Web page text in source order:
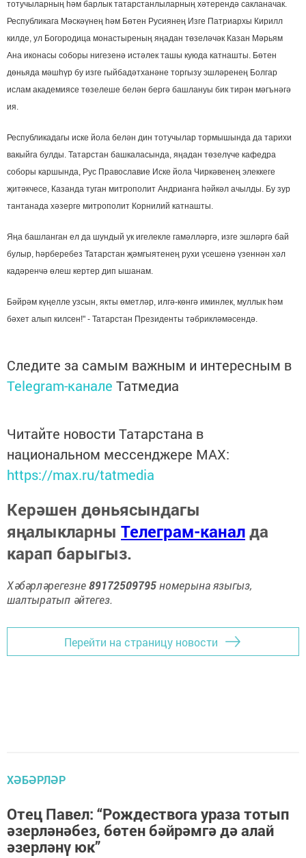
тотучыларның һәм барлык татарстанлыларның хәтерендә сакланачак.
Республикага Мәскәүнең һәм Бөтен Русиянең Изге Патриархы Кирилл
килде, ул Богородица монастыреның яңадан төзеләчәк Казан Мәрьям
Ана иконасы соборы нигезенә истәлек ташы куюда катнашты. Бөтен
дөньяда мәшһүр бу изге гыйбадәтханәне торгызу эшләренең Болгар
ислам академиясе төзелеше белән бергә башлануы бик тирән мәгънәгә
ия.
Республикадагы иске йола белән дин тотучылар тормышында да тарихи
вакыйга булды. Татарстан башкаласында, яңадан төзелүче кафедра
соборы каршында, Рус Православие Иске йола Чиркәвенең элеккеге
җитәкчесе, Казанда туган митрополит Андрианга һәйкәл ачылды. Бу зур
тантанада хәзерге митрополит Корнилий катнашты.
Яңа башланган ел да шундый ук игелекле гамәлләргә, изге эшләргә бай
булыр, һәрберебез Татарстан җәмгыятенең рухи үсешенә үзеннән хәл
кадәренчә өлеш кертер дип ышанам.
Бәйрәм күңелле узсын, якты өметләр, илгә-көнгә иминлек, муллык һәм
бәхет алып килсен!" - Татарстан Президенты тәбрикләмәсендә.
Следите за самым важным и интересным в
Telegram-канале Татмедиа
Читайте новости Татарстана в
национальном мессенджере MАХ:
https://max.ru/tatmedia
Керәшен дөньясындагы
яңалыкларны Телеграм-каналда
карап барыгыз.
Хәбәрләрегезне89172509795номерына языгыз,
шалтыратып әйтегез.
Перейти на страницу новости
ХӘБӘРЛӘР
Отец Павел: “Рождествога ураза тотып
әзерләнәбез, бөтен бәйрәмгә дә алай
әзерләнү юк”